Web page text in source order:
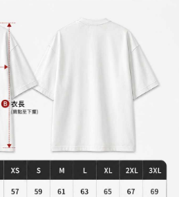
選擇「超商條碼／台灣大直營門市／銀行轉
」等通路繳費。
有限公司」（以下簡稱本公司）所提供，讓
買商品或服務，並由商店將買賣／分期付款
約使用本公司帳單繳交帳款。
分期」之契約關係目的，商店將以您的個人
提供予台灣大哥大進項蒐集、處理及利用，
所需資料之確認、核對及更正。
下連結：
享後付」後，將跳轉至「AFTEE先享後付」
金額後，即可完成結帳。
繳費通知簡訊。
，點擊此簡訊中的連結，可透過四大超商／
行付款，方視為交易完成。
需立刻繳費，但若您需要取消訂單，請聯絡
取消之訂單仍視為有效，需透過AFTEE先享
享後付 」之結帳頁面顯示為準，若有關於
退款等相關疑問，請聯繫「AFTEE先享後付
support/home
司提供之「AFTEE先享後付」服務完成之交
供個人資料，並將交易相關給付款項請求債
。
上)免運費
上)免運費
上)免運費
上)免運費